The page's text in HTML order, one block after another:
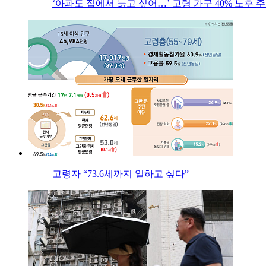
‘아파도 집에서 늙고 싶어…’ 고령 가구 40% 노후
고령자 “73.6세까지 일하고 싶다”